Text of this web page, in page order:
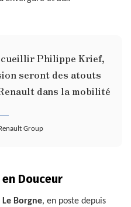
Philippe Krief,
seront des atouts
dans la mobilité
Group
Douceur
Le Borgne, en poste depuis